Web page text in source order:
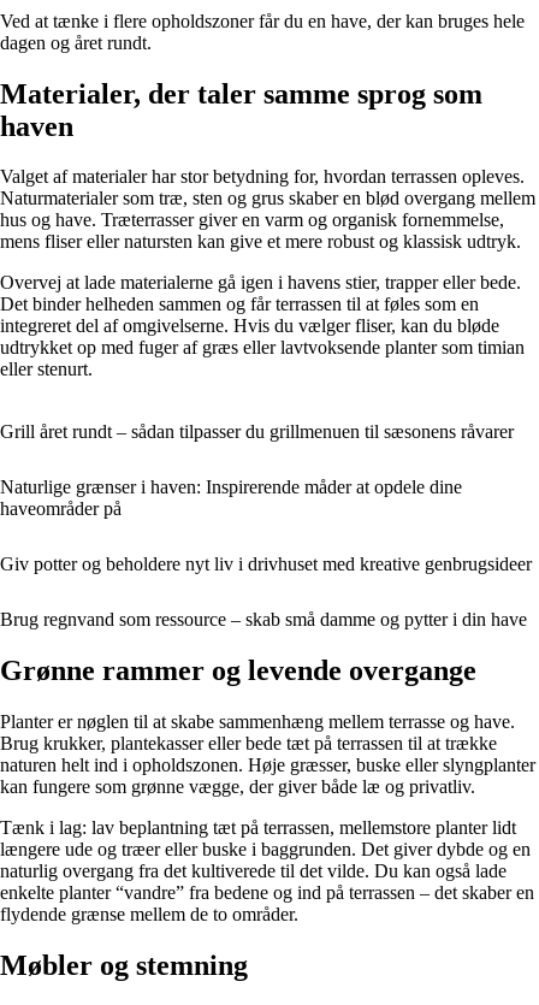
Ved at tænke i flere opholdszoner får du en have, der kan bruges hele
dagen og året rundt.
Materialer, der taler samme sprog som
haven
Valget af materialer har stor betydning for, hvordan terrassen opleves.
Naturmaterialer som træ, sten og grus skaber en blød overgang mellem
hus og have. Træterrasser giver en varm og organisk fornemmelse,
mens fliser eller natursten kan give et mere robust og klassisk udtryk.
Overvej at lade materialerne gå igen i havens stier, trapper eller bede.
Det binder helheden sammen og får terrassen til at føles som en
integreret del af omgivelserne. Hvis du vælger fliser, kan du bløde
udtrykket op med fuger af græs eller lavtvoksende planter som timian
eller stenurt.
Grill året rundt – sådan tilpasser du grillmenuen til sæsonens råvarer
Naturlige grænser i haven: Inspirerende måder at opdele dine
haveområder på
Giv potter og beholdere nyt liv i drivhuset med kreative genbrugsideer
Brug regnvand som ressource – skab små damme og pytter i din have
Grønne rammer og levende overgange
Planter er nøglen til at skabe sammenhæng mellem terrasse og have.
Brug krukker, plantekasser eller bede tæt på terrassen til at trække
naturen helt ind i opholdszonen. Høje græsser, buske eller slyngplanter
kan fungere som grønne vægge, der giver både læ og privatliv.
Tænk i lag: lav beplantning tæt på terrassen, mellemstore planter lidt
længere ude og træer eller buske i baggrunden. Det giver dybde og en
naturlig overgang fra det kultiverede til det vilde. Du kan også lade
enkelte planter “vandre” fra bedene og ind på terrassen – det skaber en
flydende grænse mellem de to områder.
Møbler og stemning